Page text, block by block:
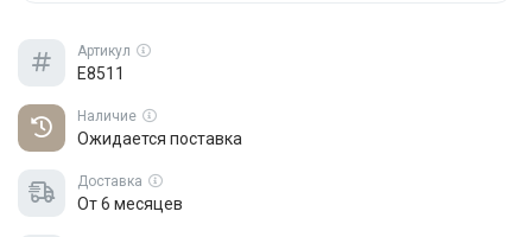
Артикул
E8511
Наличие
Ожидается поставка
Доставка
От 6 месяцев